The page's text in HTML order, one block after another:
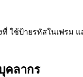
ใช้ป้ายรหัสในเฟร
คลากร